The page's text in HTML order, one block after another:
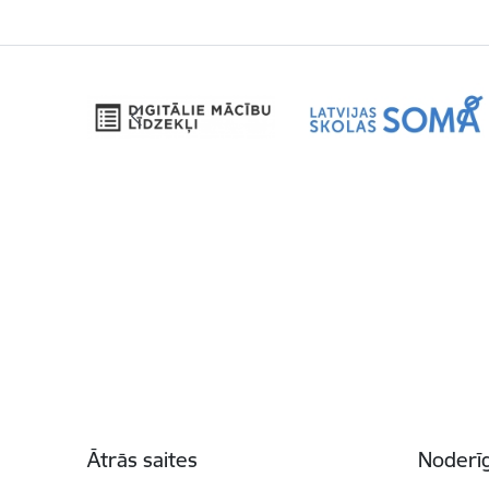
Ātrās saites